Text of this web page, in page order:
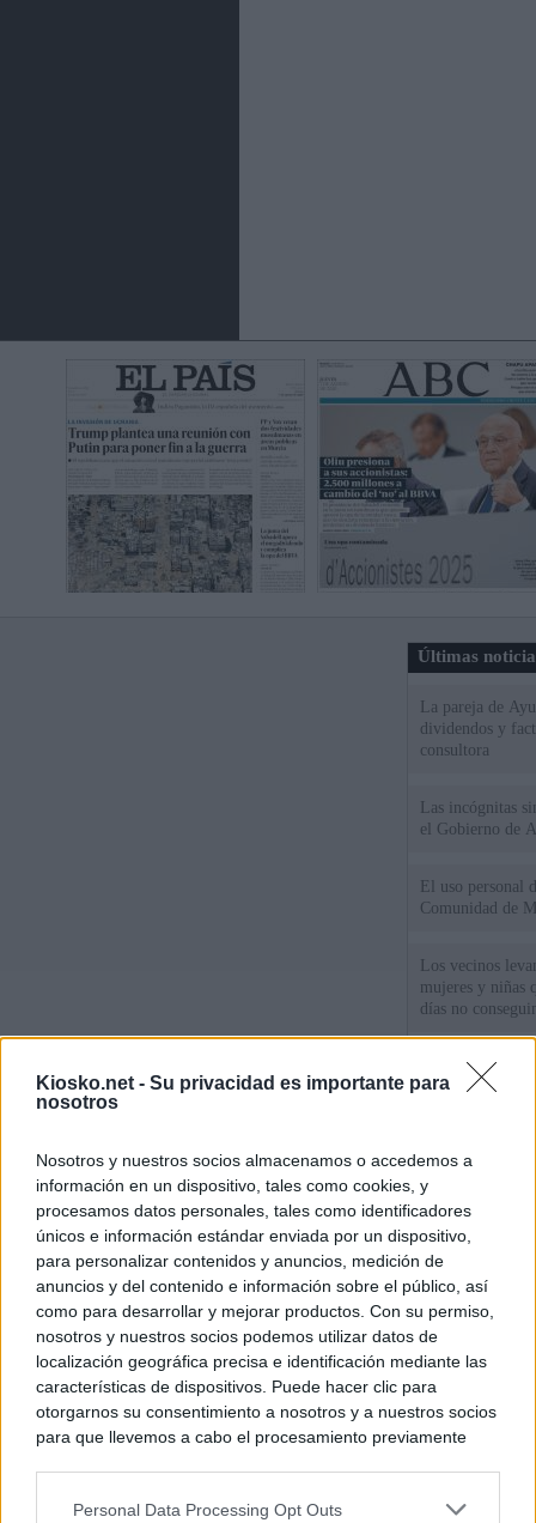
Kiosko.net - Su privacidad es importante para
nosotros
Nosotros y nuestros socios almacenamos o accedemos a
información en un dispositivo, tales como cookies, y
procesamos datos personales, tales como identificadores
únicos e información estándar enviada por un dispositivo,
para personalizar contenidos y anuncios, medición de
anuncios y del contenido e información sobre el público, así
como para desarrollar y mejorar productos. Con su permiso,
nosotros y nuestros socios podemos utilizar datos de
localización geográfica precisa e identificación mediante las
características de dispositivos. Puede hacer clic para
otorgarnos su consentimiento a nosotros y a nuestros socios
para que llevemos a cabo el procesamiento previamente
negar su consentimiento. Tenga en cuenta que algún
Personal Data Processing Opt Outs
Últimas
La pareja de
dividendos y
consultora
Las incógnitas
el Gobierno de
El uso personal
Comunidad de
Los vecinos
mujeres y niñas
días no
La protección
de fronteras
mientras llama a
para Italia con
© Kiosko.net Aviso Legal Privacidad y Cookies